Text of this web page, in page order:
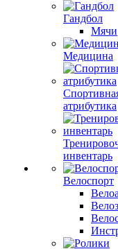
Гандбол
Мячи
Медицина
атрибутика
инвентарь
Велоспорт